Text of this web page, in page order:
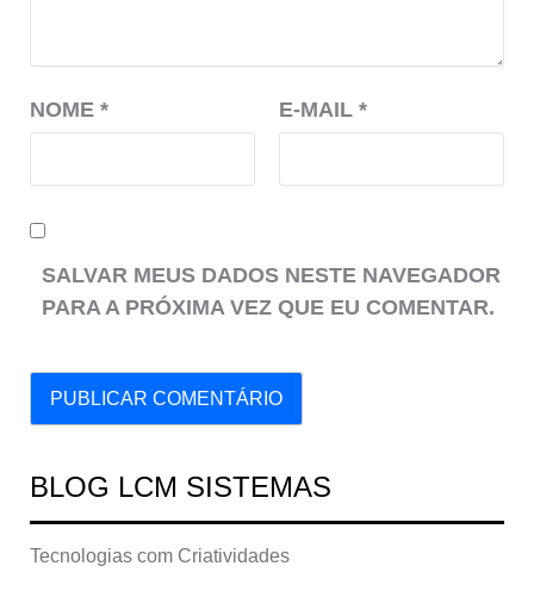
NOME * E-MAIL *
SALVAR MEUS DADOS NESTE NAVEGADOR
PARA A PRÓXIMA VEZ QUE EU COMENTAR.
BLOG LCM SISTEMAS
Tecnologias com Criatividades